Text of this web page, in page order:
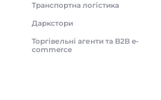
Транспортна логістика
Даркстори
Торгівельні агенти та B2B e-
commerce